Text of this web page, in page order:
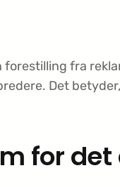
fra
Det
for det